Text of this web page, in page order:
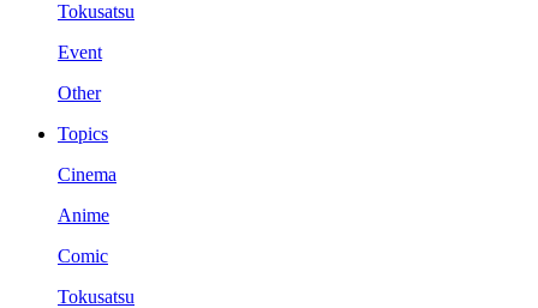
Tokusatsu
Event
Other
Topics
Cinema
Anime
Comic
Tokusatsu